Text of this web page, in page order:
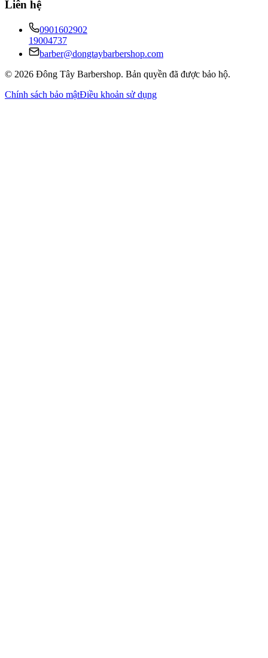
Liên hệ
0901602902
19004737
barber@dongtaybarbershop.com
© 2026 Đông Tây Barbershop. Bản quyền đã được bảo hộ.
Chính sách bảo mậtĐiều khoản sử dụng